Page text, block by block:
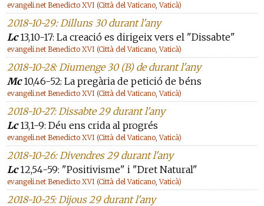
evangeli.net Benedicto XVI (Città del Vaticano, Vaticà)
2018-10-29: Dilluns 30 durant l'any
Lc13,10-17: La creació es dirigeix vers el "Dissabte"
evangeli.net Benedicto XVI (Città del Vaticano, Vaticà)
2018-10-28: Diumenge 30 (B) de durant l'any
Mc10,46-52: La pregària de petició de béns
evangeli.net Benedicto XVI (Città del Vaticano, Vaticà)
2018-10-27: Dissabte 29 durant l'any
Lc13,1-9: Déu ens crida al progrés
evangeli.net Benedicto XVI (Città del Vaticano, Vaticà)
2018-10-26: Divendres 29 durant l'any
Lc12,54-59: "Positivisme" i "Dret Natural"
evangeli.net Benedicto XVI (Città del Vaticano, Vaticà)
2018-10-25: Dijous 29 durant l'any